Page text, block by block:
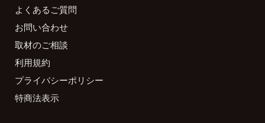
よくあるご質問
お問い合わせ
取材のご相談
利用規約
プライバシーポリシー
特商法表示